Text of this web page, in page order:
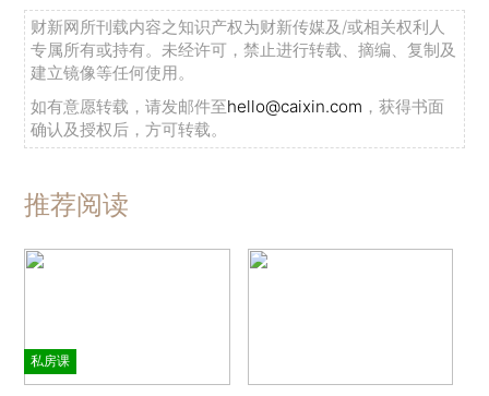
财新网所刊载内容之知识产权为财新传媒及/或相关权利人
专属所有或持有。未经许可，禁止进行转载、摘编、复制及
建立镜像等任何使用。
如有意愿转载，请发邮件至hello@caixin.com ，获得书面
确认及授权后，方可转载。
推荐阅读
私房课